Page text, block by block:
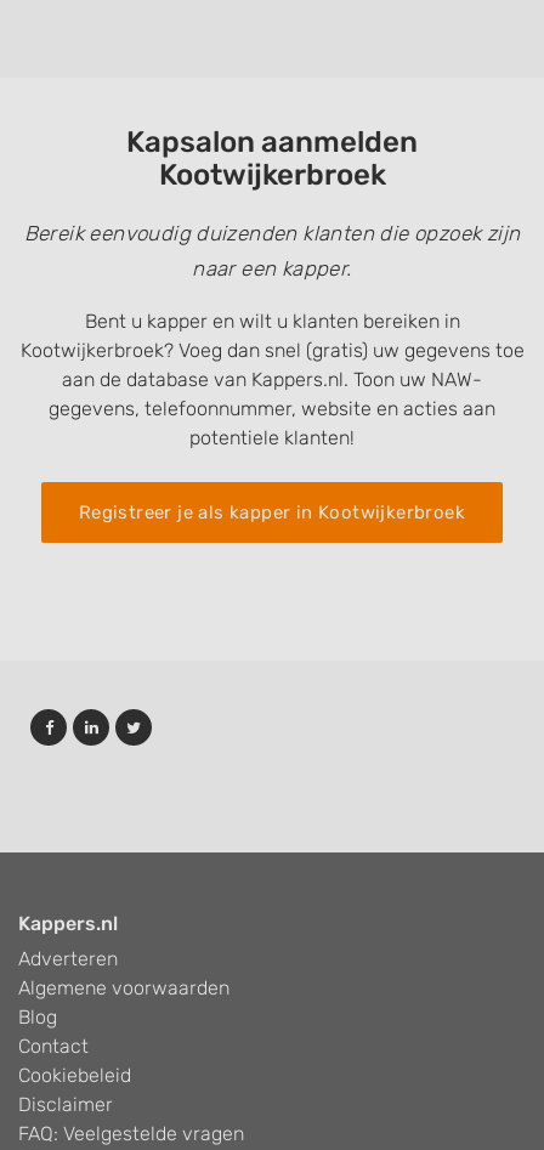
Kapsalon aanmelden
Kootwijkerbroek
Bereik eenvoudig duizenden klanten die opzoek zijn
naar een kapper.
Bent u kapper en wilt u klanten bereiken in
Kootwijkerbroek? Voeg dan snel (gratis) uw gegevens toe
aan de database van Kappers.nl. Toon uw NAW-
gegevens, telefoonnummer, website en acties aan
potentiele klanten!
Registreer je als kapper in Kootwijkerbroek
Kappers.nl
Adverteren
Algemene voorwaarden
Blog
Contact
Cookiebeleid
Disclaimer
FAQ: Veelgestelde vragen